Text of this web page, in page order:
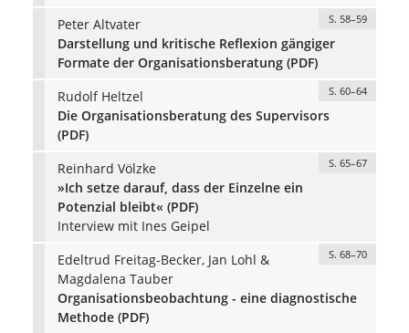
Peter Altvater
S. 58–59
Darstellung und kritische Reflexion gängiger
Formate der Organisationsberatung (PDF)
Rudolf Heltzel
S. 60–64
Die Organisationsberatung des Supervisors
(PDF)
Reinhard Völzke
S. 65–67
»Ich setze darauf, dass der Einzelne ein
Potenzial bleibt« (PDF)
Interview mit Ines Geipel
Edeltrud Freitag-Becker, Jan Lohl &
Magdalena Tauber
S. 68–70
Organisationsbeobachtung - eine diagnostische
Methode (PDF)